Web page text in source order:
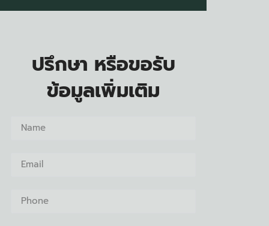
ปรึกษา หรือขอรับ
ข้อมูลเพิ่มเติม